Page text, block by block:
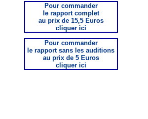
Pour commander
le rapport complet
au prix de 15,5 Euros
cliquer ici
Pour commander
le rapport sans les auditions
au prix de 5 Euros
cliquer ici